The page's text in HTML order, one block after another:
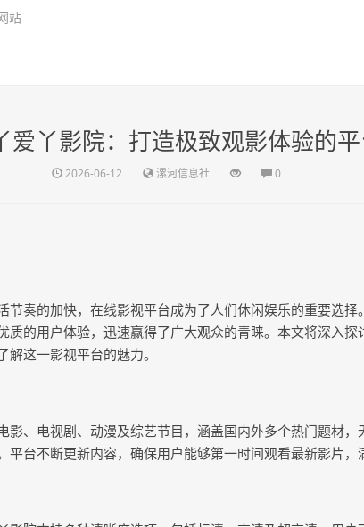
站
爱丫影院：打造极致观影体验的
2026-06-12 漯河信息社 0
节奏的加快，在线影视平台成为了人们休闲娱乐的重要选择
质的用户体验，迅速赢得了广大观众的青睐。本文将深入探
这一影视平台的魅力。
影、电视剧、动漫及综艺节目，涵盖国内外多个热门题材
平台不断更新内容，确保用户能够第一时间观看最新影片，